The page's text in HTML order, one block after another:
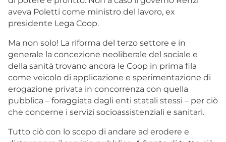
aveva Poletti come ministro del lavoro, ex
presidente Lega Coop.
Ma non solo! La riforma del terzo settore e in
generale la concezione neoliberale del sociale e
della sanità trovano ancora le Coop in prima fila
come veicolo di applicazione e sperimentazione di
erogazione privata in concorrenza con quella
pubblica – foraggiata dagli enti statali stessi – per ciò
che concerne i servizi socioassistenziali e sanitari.
Tutto ciò con lo scopo di andare ad erodere e